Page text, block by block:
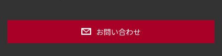
お問い合わせ